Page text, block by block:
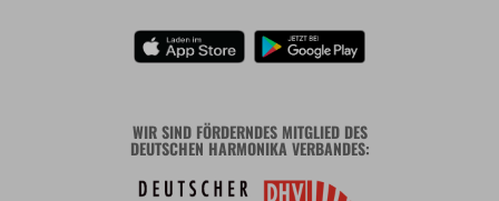
WIR SIND FÖRDERNDES MITGLIED DES
DEUTSCHEN HARMONIKA VERBANDES: